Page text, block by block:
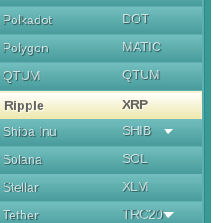
Polkadot
DOT
Polygon
MATIC
QTUM
QTUM
Ripple
XRP
Shiba Inu
SHIB
Solana
SOL
Stellar
XLM
Tether
TRC20